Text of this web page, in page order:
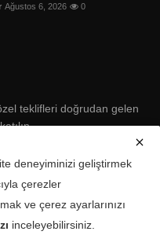
Ağustos 6, 2026 0
teklifleri doğrudan gelen
Subscribe
deneyiminizi geliştirmek
çerezler
ve çerez ayarlarınızı
inceleyebilirsiniz.